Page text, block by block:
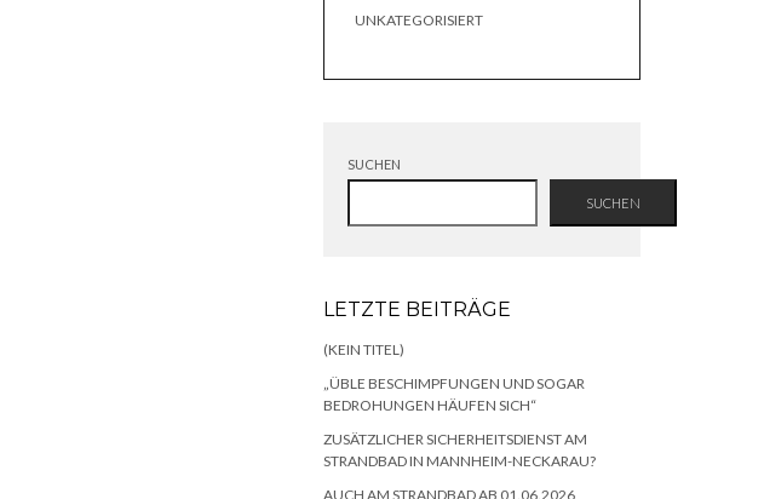
UNKATEGORISIERT
SUCHEN
SUCHEN
LETZTE BEITRÄGE
(KEIN TITEL)
„ÜBLE BESCHIMPFUNGEN UND SOGAR
BEDROHUNGEN HÄUFEN SICH“
ZUSÄTZLICHER SICHERHEITSDIENST AM
STRANDBAD IN MANNHEIM-NECKARAU?
AUCH AM STRANDBAD AB 01.06.2026